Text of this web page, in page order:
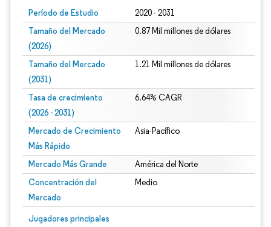
Período de Estudio 2020 - 2031
Tamaño del Mercado
(2026)
0.87 Mil millones de dólares
Tamaño del Mercado
(2031)
1.21 Mil millones de dólares
Tasa de crecimiento
(2026 - 2031)
6.64% CAGR
Mercado de Crecimiento
Más Rápido
Asia-Pacífico
Mercado Más Grande América del Norte
Concentración del
Mercado
Medio
Jugadores principales
Imagen © Mordor Intelligence. El uso requiere atribución según CC BY 4.0.